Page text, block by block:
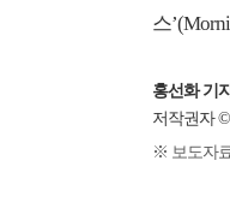
스
홍선화 기
저작권자
※ 보도자